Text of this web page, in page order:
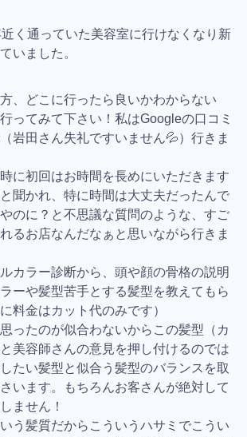
く通っていた美容室に行けなくなり新
いました。
、どこに行ったら良いかわからない
ってみて下さい！私はGoogleの口コミ
岩田さん失礼ですいません💦）行きま
に初回はお時間を長めにいただきます
聞かれ、特に時間は大丈夫だったんで
のに？と不思議な質問のような、すご
るお店なんだなぁと思いながら行きま
カラー診断から、頭や顔の骨格の説明
ーや髪型苦手とする髪型を教えてもら
料金はカット代のみです）
ったのが似合わないからこの髪型（カ
美容師さんの意見を押し付けるのでは
たい髪型と似合う髪型のバランスを取
います。もちろんお客さんが絶対して
ません！
う髪質だからこういうハサミでこうい